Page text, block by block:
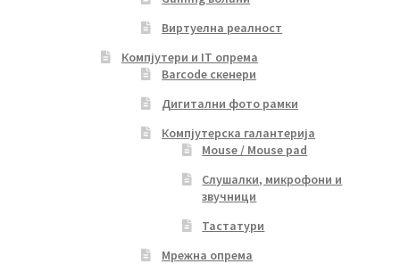
Виртуелна реалност
Компјутери и IT опрема
Barcode скенери
Дигитални фото рамки
Компјутерска галантерија
Mouse / Mouse pad
Слушалки, микрофони и
звучници
Тастатури
Мрежна опрема